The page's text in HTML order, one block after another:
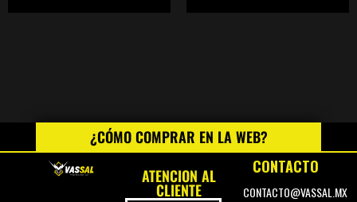
¿CÓMO COMPRAR EN LA WEB?
ATENCION AL
CLIENTE
CONTACTO
CONTACTO@VASSAL.MX